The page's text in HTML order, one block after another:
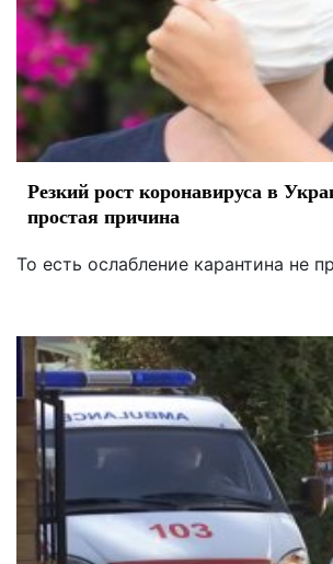
Резкий рост коронавируса в
простая причина
То есть ослабление карантина не